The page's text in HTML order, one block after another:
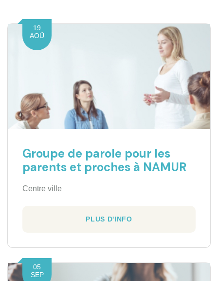
19
AOÛ
Groupe de parole pour les
parents et proches à NAMUR
Centre ville
PLUS D'INFO
05
SEP